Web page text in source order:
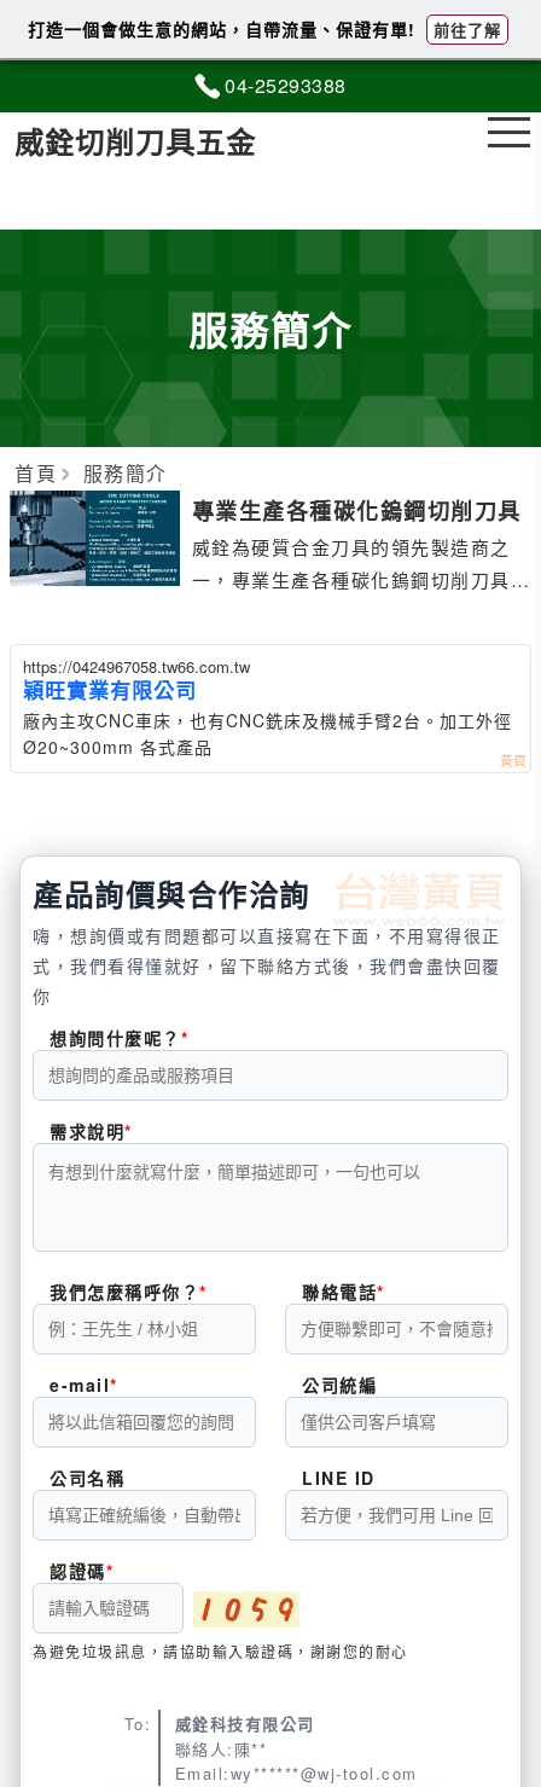
04-25293388
威銓切削刀具五金
服務簡介
首頁 服務簡介
專業生產各種碳化鎢鋼切削刀具
威銓為硬質合金刀具的領先製造商之
一，專業生產各種碳化鎢鋼切削刀具，
頭立銑刀、粗加工立銑
https://0424967058.tw66.com.tw
穎旺實業有限公司
廠內主攻CNC車床，也有CNC銑床及機械手臂2台。加工外徑
Ø20~300mm 各式產品
產品詢價與合作洽詢
嗨，想詢價或有問題都可以直接寫在下面，不用寫得很正
式，我們看得懂就好，留下聯絡方式後，我們會盡快回覆
你
想詢問什麼呢？
需求說明
我們怎麼稱呼你？ 聯絡電話
e-mail 公司統編
公司名稱 LINE ID
認證碼
為避免垃圾訊息，請協助輸入驗證碼，謝謝您的耐心
To:
威銓科技有限公司
聯絡人:陳**
Email:wy******@wj-tool.com
打造一個會做生意的網站，自帶流量、保證有單! 前往了解